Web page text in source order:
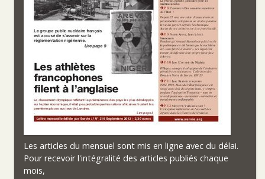
Les articles du mensuel sont mis en ligne avec du délai.
Pour recevoir l'intégralité des articles publiés chaque
mois,